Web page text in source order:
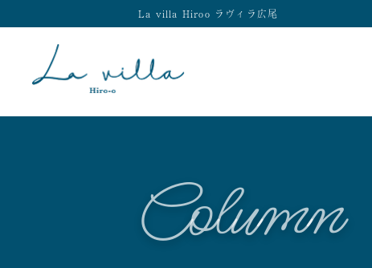
La villa Hiroo ラヴィラ広尾
Column